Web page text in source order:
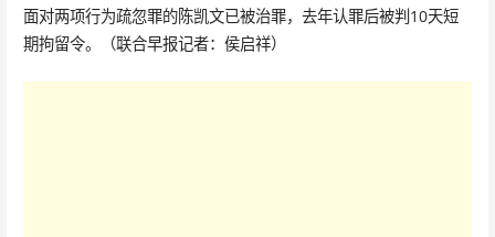
面对两项行为疏忽罪的陈凯文已被治罪，去年认罪后被判10天短
期拘留令。（联合早报记者：侯启祥）